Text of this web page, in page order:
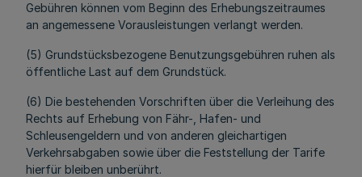
Gebühren können vom Beginn des Erhebungszeitraumes
an angemessene Vorausleistungen verlangt werden.
(5) Grundstücksbezogene Benutzungsgebühren ruhen als
öffentliche Last auf dem Grundstück.
(6) Die bestehenden Vorschriften über die Verleihung des
Rechts auf Erhebung von Fähr-, Hafen- und
Schleusengeldern und von anderen gleichartigen
Verkehrsabgaben sowie über die Feststellung der Tarife
hierfür bleiben unberührt.